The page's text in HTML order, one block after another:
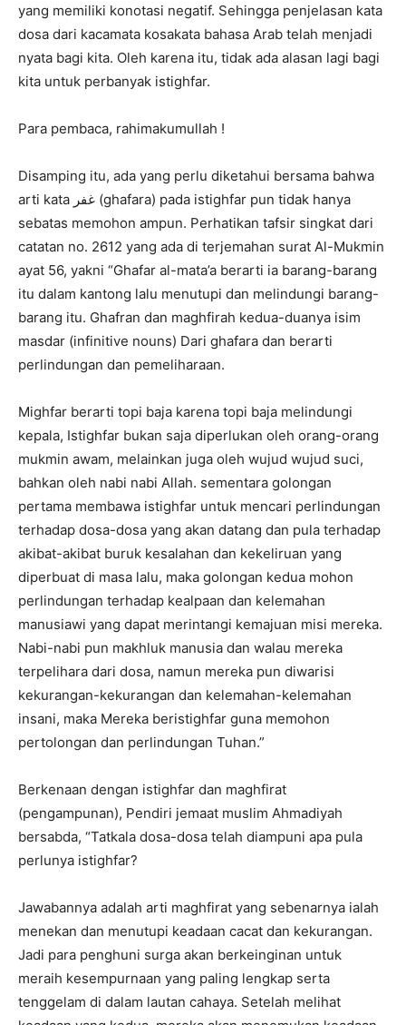
yang memiliki konotasi negatif. Sehingga penjelasan kata
dosa dari kacamata kosakata bahasa Arab telah menjadi
nyata bagi kita. Oleh karena itu, tidak ada alasan lagi bagi
kita untuk perbanyak istighfar.
Para pembaca, rahimakumullah !
Disamping itu, ada yang perlu diketahui bersama bahwa
arti kata غفر (ghafara) pada istighfar pun tidak hanya
sebatas memohon ampun. Perhatikan tafsir singkat dari
catatan no. 2612 yang ada di terjemahan surat Al-Mukmin
ayat 56, yakni “Ghafar al-mata’a berarti ia barang-barang
itu dalam kantong lalu menutupi dan melindungi barang-
barang itu. Ghafran dan maghfirah kedua-duanya isim
masdar (infinitive nouns) Dari ghafara dan berarti
perlindungan dan pemeliharaan.
Mighfar berarti topi baja karena topi baja melindungi
kepala, Istighfar bukan saja diperlukan oleh orang-orang
mukmin awam, melainkan juga oleh wujud wujud suci,
bahkan oleh nabi nabi Allah. sementara golongan
pertama membawa istighfar untuk mencari perlindungan
terhadap dosa-dosa yang akan datang dan pula terhadap
akibat-akibat buruk kesalahan dan kekeliruan yang
diperbuat di masa lalu, maka golongan kedua mohon
perlindungan terhadap kealpaan dan kelemahan
manusiawi yang dapat merintangi kemajuan misi mereka.
Nabi-nabi pun makhluk manusia dan walau mereka
terpelihara dari dosa, namun mereka pun diwarisi
kekurangan-kekurangan dan kelemahan-kelemahan
insani, maka Mereka beristighfar guna memohon
pertolongan dan perlindungan Tuhan.”
Berkenaan dengan istighfar dan maghfirat
(pengampunan), Pendiri jemaat muslim Ahmadiyah
bersabda, “Tatkala dosa-dosa telah diampuni apa pula
perlunya istighfar?
Jawabannya adalah arti maghfirat yang sebenarnya ialah
menekan dan menutupi keadaan cacat dan kekurangan.
Jadi para penghuni surga akan berkeinginan untuk
meraih kesempurnaan yang paling lengkap serta
tenggelam di dalam lautan cahaya. Setelah melihat